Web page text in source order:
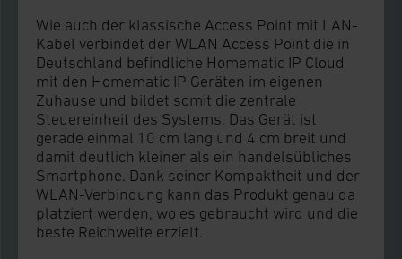
Wie auch der klassische Access Point mit LAN-
Kabel verbindet der WLAN Access Point die in
Deutschland befindliche Homematic IP Cloud
mit den Homematic IP Geräten im eigenen
Zuhause und bildet somit die zentrale
Steuereinheit des Systems. Das Gerät ist
gerade einmal 10 cm lang und 4 cm breit und
damit deutlich kleiner als ein handelsübliches
Smartphone. Dank seiner Kompaktheit und der
WLAN-Verbindung kann das Produkt genau da
platziert werden, wo es gebraucht wird und die
beste Reichweite erzielt.